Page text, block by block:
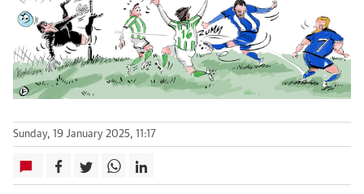
Sunday, 19 January 2025, 11:17